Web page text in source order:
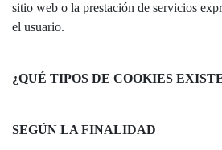
sitio web o la prestación de servicios
el usuario.
¿QUÉ TIPOS DE COOKIES
SEGÚN LA FINALIDAD